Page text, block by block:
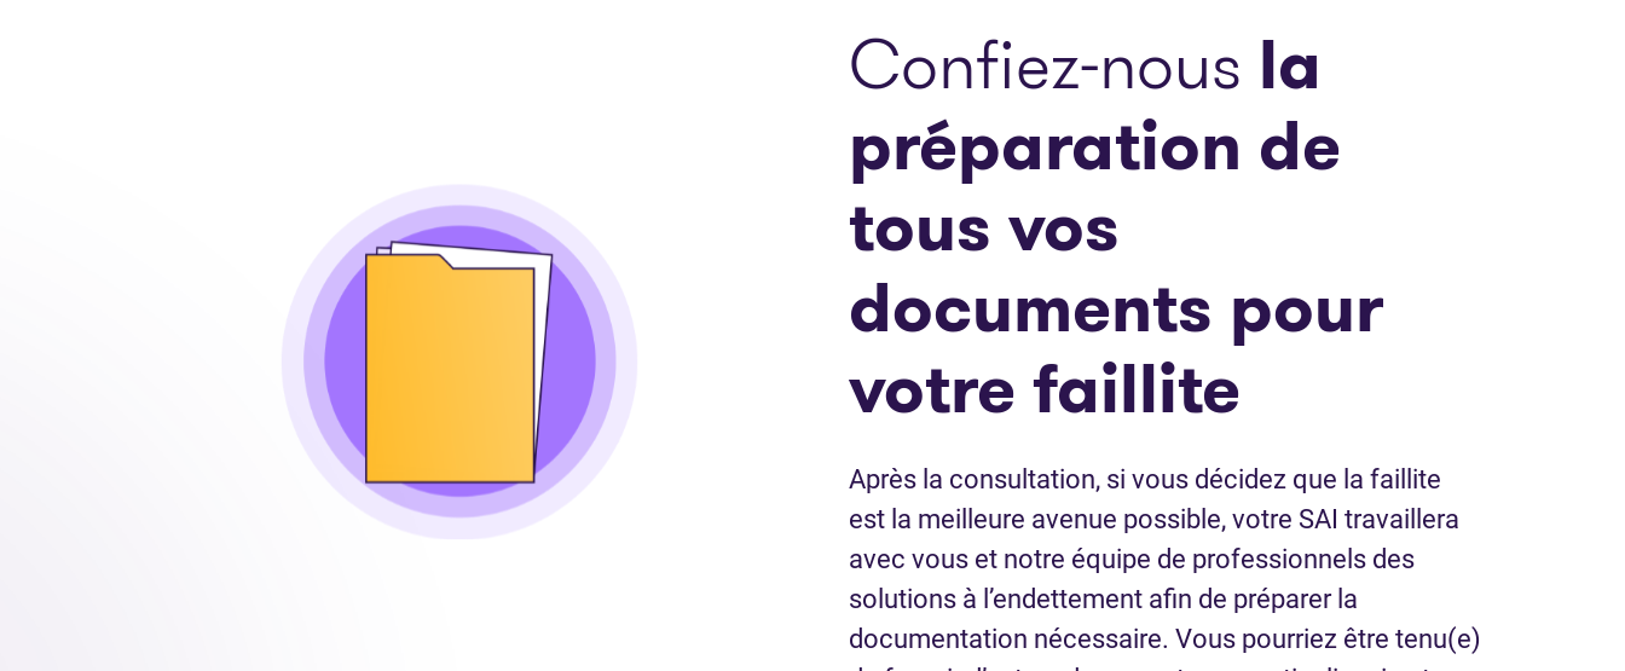
Confiez-nous la
préparation de
tous vos
documents pour
votre faillite
Après la consultation, si vous décidez que la faillite
est la meilleure avenue possible, votre SAI travaillera
avec vous et notre équipe de professionnels des
solutions à l’endettement afin de préparer la
documentation nécessaire. Vous pourriez être tenu(e)